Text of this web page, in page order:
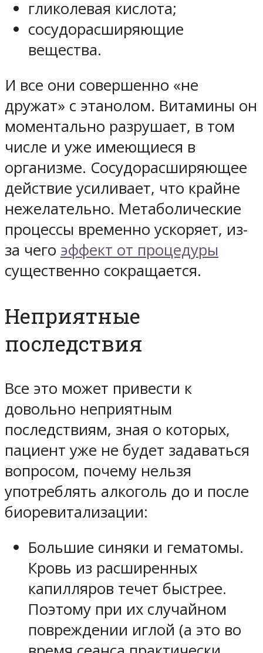
гликолевая кислота;
сосудорасширяющие
вещества.
И все они совершенно «не
дружат» с этанолом. Витамины он
моментально разрушает, в том
числе и уже имеющиеся в
организме. Сосудорасширяющее
действие усиливает, что крайне
нежелательно. Метаболические
процессы временно ускоряет, из-
за чего эффект от процедуры
существенно сокращается.
Неприятные
последствия
Все это может привести к
довольно неприятным
последствиям, зная о которых,
пациент уже не будет задаваться
вопросом, почему нельзя
употреблять алкоголь до и после
биоревитализации:
Большие синяки и гематомы.
Кровь из расширенных
капилляров течет быстрее.
Поэтому при их случайном
повреждении иглой (а это во